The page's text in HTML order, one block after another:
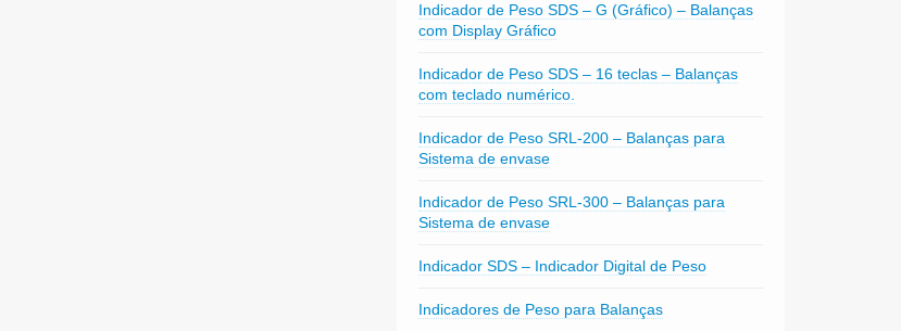
Indicador de Peso SDS – G (Gráfico) – Balanças
com Display Gráfico
Indicador de Peso SDS – 16 teclas – Balanças
com teclado numérico.
Indicador de Peso SRL-200 – Balanças para
Sistema de envase
Indicador de Peso SRL-300 – Balanças para
Sistema de envase
Indicador SDS – Indicador Digital de Peso
Indicadores de Peso para Balanças